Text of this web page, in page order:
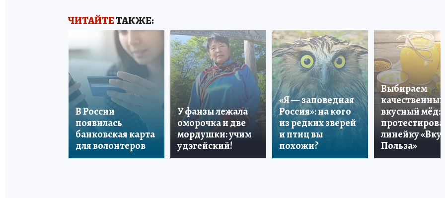
ЧИТАЙТЕТАКЖЕ:
В России
появилась
банковская карта
для волонтеров
У фанзы лежала
оморочка и две
мордушки: учим
удэгейский!
«Я — заповедная
Россия»: на кого
из редких зверей
и птиц вы
похожи?
Выбираем
качественный
вкусный мёд:
линейку «Вкус
Польза»